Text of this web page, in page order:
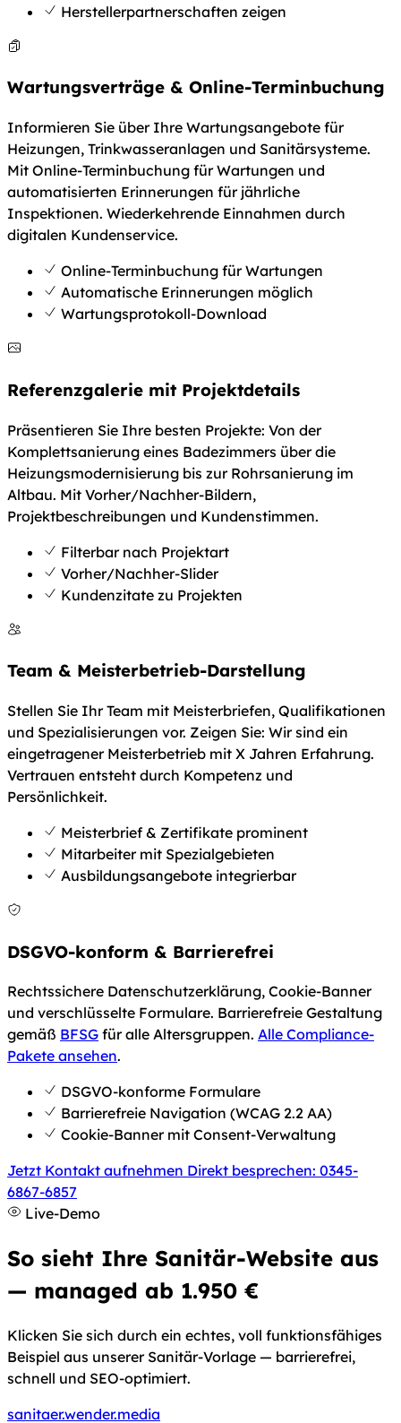
Herstellerpartnerschaften zeigen
Wartungsverträge & Online-Terminbuchung
Informieren Sie über Ihre Wartungsangebote für
Heizungen, Trinkwasseranlagen und Sanitärsysteme.
Mit Online-Terminbuchung für Wartungen und
automatisierten Erinnerungen für jährliche
Inspektionen. Wiederkehrende Einnahmen durch
digitalen Kundenservice.
Online-Terminbuchung für Wartungen
Automatische Erinnerungen möglich
Wartungsprotokoll-Download
Referenzgalerie mit Projektdetails
Präsentieren Sie Ihre besten Projekte: Von der
Komplettsanierung eines Badezimmers über die
Heizungsmodernisierung bis zur Rohrsanierung im
Altbau. Mit Vorher/Nachher-Bildern,
Projektbeschreibungen und Kundenstimmen.
Filterbar nach Projektart
Vorher/Nachher-Slider
Kundenzitate zu Projekten
Team & Meisterbetrieb-Darstellung
Stellen Sie Ihr Team mit Meisterbriefen, Qualifikationen
und Spezialisierungen vor. Zeigen Sie: Wir sind ein
eingetragener Meisterbetrieb mit X Jahren Erfahrung.
Vertrauen entsteht durch Kompetenz und
Persönlichkeit.
Meisterbrief & Zertifikate prominent
Mitarbeiter mit Spezialgebieten
Ausbildungsangebote integrierbar
DSGVO-konform & Barrierefrei
Rechtssichere Datenschutzerklärung, Cookie-Banner
und verschlüsselte Formulare. Barrierefreie Gestaltung
gemäß BFSG für alle Altersgruppen. Alle Compliance-
Pakete ansehen.
DSGVO-konforme Formulare
Barrierefreie Navigation (WCAG 2.2 AA)
Cookie-Banner mit Consent-Verwaltung
Jetzt Kontakt aufnehmen Direkt besprechen: 0345-
6867-6857
Live-Demo
So sieht Ihre Sanitär-Website aus
— managed ab 1.950 €
Klicken Sie sich durch ein echtes, voll funktionsfähiges
Beispiel aus unserer Sanitär-Vorlage — barrierefrei,
schnell und SEO-optimiert.
sanitaer.wender.media